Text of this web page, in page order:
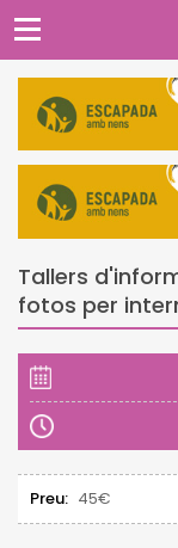
Tallers
fotos per
Preu: 45€